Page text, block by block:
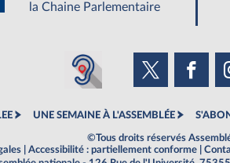
la Chaine Parlementaire
UNE SEMAINE À L'ASSEMBLÉE
©Tous droits réservés
Accessibilité : partiellement conforme